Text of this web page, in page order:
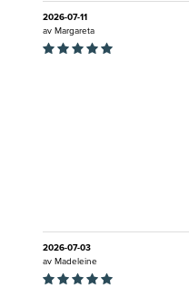
2026-07-11
av Margareta
2026-07-03
av Madeleine